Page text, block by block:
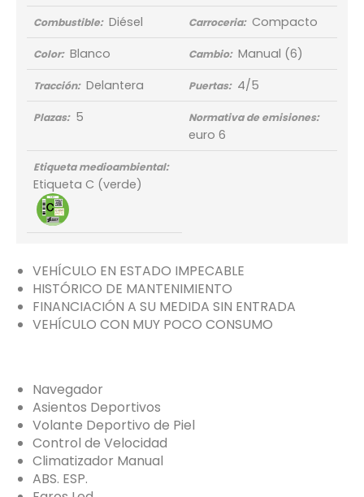
Combustible: Diésel Carroceria: Compacto
Color: Blanco Cambio: Manual (6)
Tracción: Delantera Puertas: 4/5
Plazas: 5 Normativa de emisiones:
euro 6
Etiqueta medioambiental:
Etiqueta C (verde)
VEHÍCULO EN ESTADO IMPECABLE
HISTÓRICO DE MANTENIMIENTO
FINANCIACIÓN A SU MEDIDA SIN ENTRADA
VEHÍCULO CON MUY POCO CONSUMO
Navegador
Asientos Deportivos
Volante Deportivo de Piel
Control de Velocidad
Climatizador Manual
ABS. ESP.